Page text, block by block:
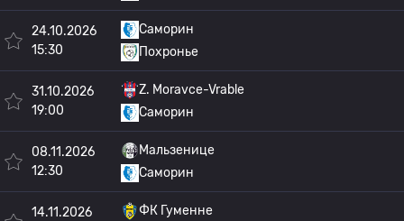
24.10.2026
15:30
Саморин
Похронье
31.10.2026
19:00
Z. Moravce-Vrable
Саморин
08.11.2026
12:30
Мальзенице
Саморин
14.11.2026
ФК Гуменне